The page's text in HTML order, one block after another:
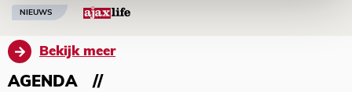
NIEUWS
Bekijk meer
AGENDA